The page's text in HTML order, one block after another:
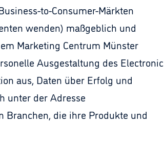
to-Consumer-Märkten
wenden) maßgeblich und
Marketing Centrum Münster
Ausgestaltung des Electronic
aus, Daten über Erfolg und
unter der Adresse
die ihre Produkte und